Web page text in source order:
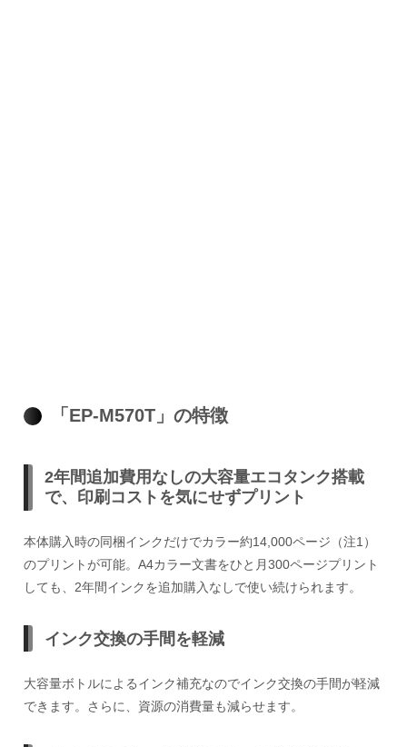
「EP-M570T」の特徴
2年間追加費用なしの大容量エコタンク搭載
で、印刷コストを気にせずプリント
本体購入時の同梱インクだけでカラー約14,000ページ（注1）
のプリントが可能。A4カラー文書をひと月300ページプリント
しても、2年間インクを追加購入なしで使い続けられます。
インク交換の手間を軽減
大容量ボトルによるインク補充なのでインク交換の手間が軽減
できます。さらに、資源の消費量も減らせます。